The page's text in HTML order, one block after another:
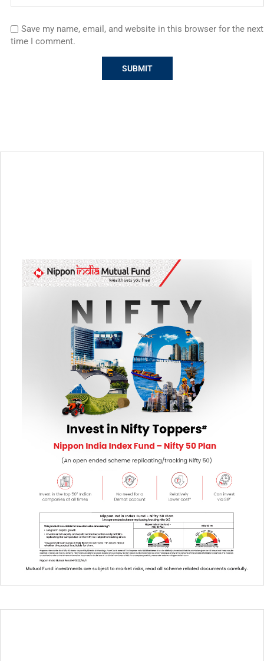
Save my name, email, and website in this browser for the next
time I comment.